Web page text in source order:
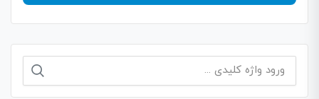
جستجو
برای: